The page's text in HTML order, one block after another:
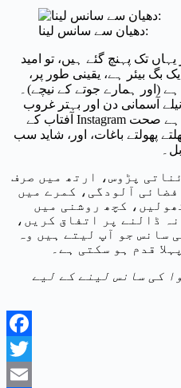
دھیان سے سانس لینا:
یہاں تک پہنچ گئے ہیں، تو امید
بگ بیئر ہے، یقینی طور پر،
(اور ہمارے جوتے کے نیچے)۔
آسمانی دن اور بہتر غروب
آفتاب کے Instagram شاٹس نہیں ہیں۔ اس کا مطلب ہے صحت
پھولتے باغات، اور، شاید سب
پڑوس، ارتھ میں صرف
آلودگی، کمرے میں
کچھ روشنی میں
ڈالنے پر اتفاق کریں،
سانس جو آپ لیتے ہیں وہ
قدم ہو سکتی ہے۔
کی سانس لینے کے لیے
Facebook
Twitter